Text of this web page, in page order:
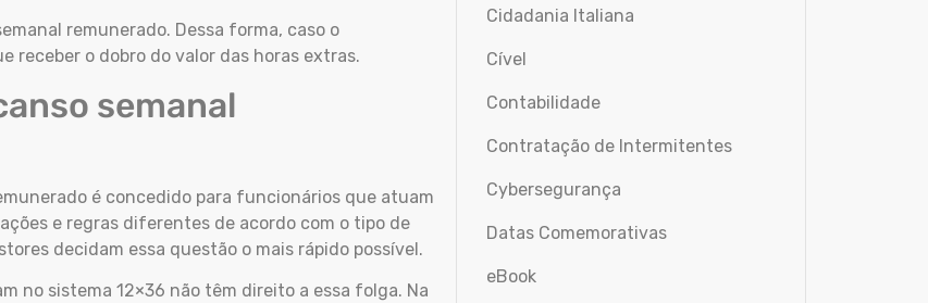
remunerado. Dessa forma, caso o
receber o dobro do valor das horas extras.
semanal
é concedido para funcionários que atuam
e regras diferentes de acordo com o tipo de
decidam essa questão o mais rápido possível.
no sistema 12×36 não têm direito a essa folga. Na
Cidadania Italiana
Cível
Contabilidade
Contratação de Intermitentes
Cybersegurança
Datas Comemorativas
eBook